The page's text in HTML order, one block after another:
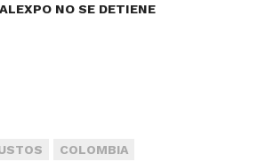
NO SE DETIENE
COLOMBIA